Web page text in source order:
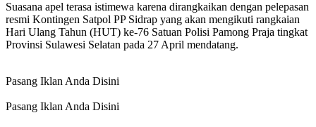
Suasana apel terasa istimewa karena dirangkaikan dengan pelepasan
resmi Kontingen Satpol PP Sidrap yang akan mengikuti rangkaian
Hari Ulang Tahun (HUT) ke-76 Satuan Polisi Pamong Praja tingkat
Provinsi Sulawesi Selatan pada 27 April mendatang.
Pasang Iklan Anda Disini
Pasang Iklan Anda Disini